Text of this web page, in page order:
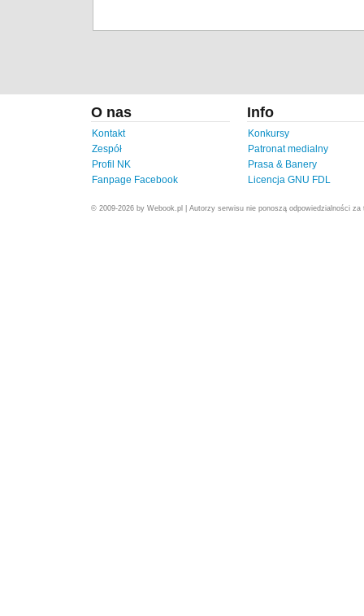
O nas
Kontakt
Zespół
Profil NK
Fanpage Facebook
Info
Konkursy
Patronat medialny
Prasa & Banery
Licencja GNU FDL
© 2009-2026 by Webook.pl | Autorzy serwisu nie ponoszą odpowiedzialności